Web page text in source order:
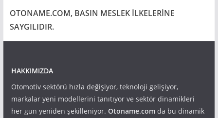
OTONAME.COM, BASIN MESLEK İLKELERİNE
SAYGILIDIR.
HAKKIMIZDA
Otomotiv sektörü hızla değişiyor, teknoloji gelişiyor,
markalar yeni modellerini tanıtıyor ve sektör dinamikleri
her gün yeniden şekilleniyor. Otoname.comda bu dinamik